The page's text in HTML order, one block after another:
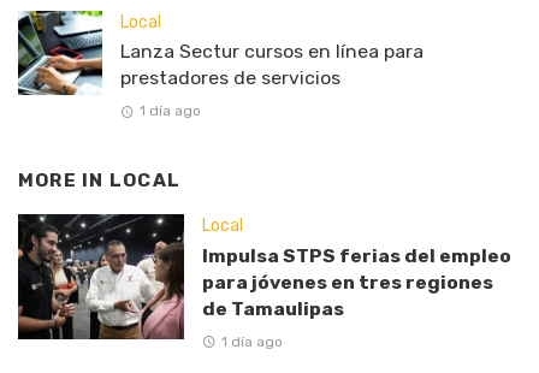
Local
Lanza Sectur cursos en línea para
prestadores de servicios
1 día ago
MORE IN LOCAL
Local
Impulsa STPS ferias del empleo
para jóvenes en tres regiones
de Tamaulipas
1 día ago